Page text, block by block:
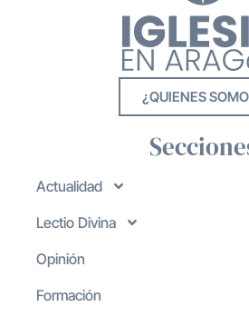
¿QUIENES
Actualidad
Lectio Divina
Opinión
Formación